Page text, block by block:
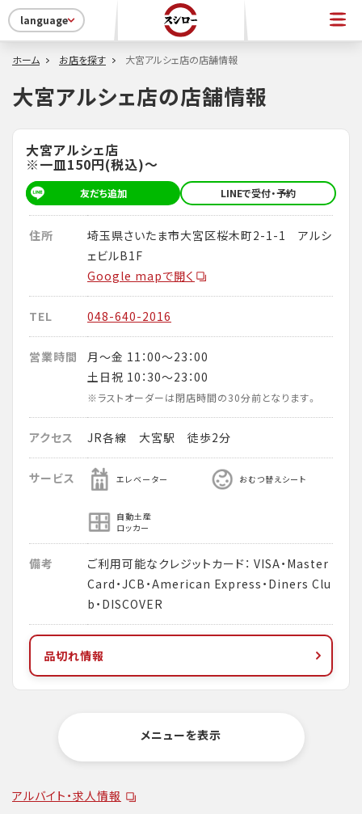
language
ホーム お店を探す 大宮アルシェ店の店舗情報
大宮アルシェ店の店舗情報
大宮アルシェ店
※一皿150円(税込)～
友だち追加 LINEで受付・予約
住所
埼玉県さいたま市大宮区桜木町2-1-1 アルシ
ェビルB1F
Google mapで開く
TEL 048-640-2016
営業時間
月～金 11：00～23：00
土日祝 10：30～23：00
※ラストオーダーは閉店時間の30分前となります。
アクセス JR各線 大宮駅 徒歩2分
サービス エレベーター おむつ替えシート
自動土産
ロッカー
備考
ご利用可能なクレジットカード： VISA・Master
Card・JCB・American Express・Diners Clu
b・DISCOVER
品切れ情報
メニューを表示
アルバイト・求人情報